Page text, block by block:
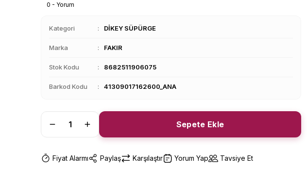
0 - Yorum
Kategori DİKEY SÜPÜRGE
Marka FAKIR
Stok Kodu 8682511906075
Barkod Kodu 41309017162600_ANA
Sepete Ekle
Fiyat Alarmı Paylaş Karşılaştır Yorum Yap Tavsiye Et